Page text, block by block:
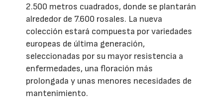
2.500 metros cuadrados, donde se plantarán
alrededor de 7.600 rosales. La nueva
colección estará compuesta por variedades
europeas de última generación,
seleccionadas por su mayor resistencia a
enfermedades, una floración más
prolongada y unas menores necesidades de
mantenimiento.